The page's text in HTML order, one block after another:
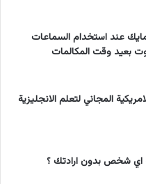
عند استخدام السماعات
بعيد وقت المكالمات
المجاني لتعلم الانجليزية
اي شخص بدون ارادتك ؟